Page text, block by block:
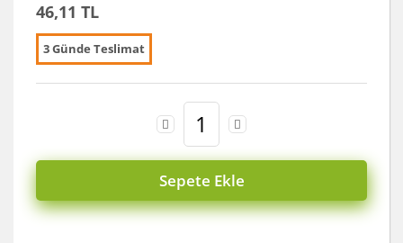
46,11 TL
3 Günde Teslimat
Sepete Ekle